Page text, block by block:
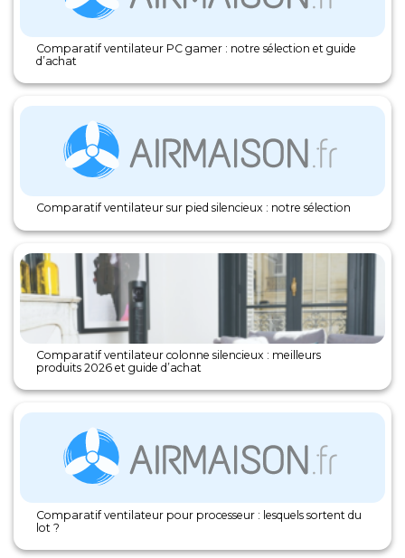
Comparatif ventilateur PC gamer : notre sélection et guide
d’achat
Comparatif ventilateur sur pied silencieux : notre sélection
Comparatif ventilateur colonne silencieux : meilleurs
produits 2026 et guide d’achat
Comparatif ventilateur pour processeur : lesquels sortent du
lot ?